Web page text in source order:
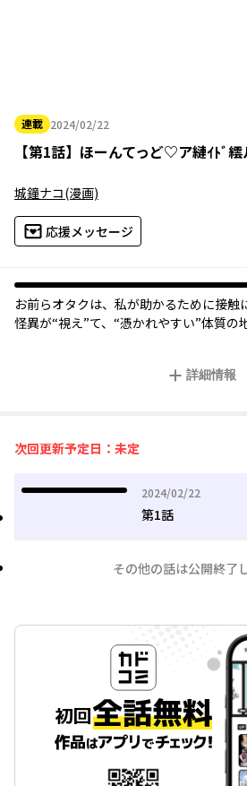
連載 2024/02/22
2024年02月22日
【第1話】 ほーんてっど♡ア縺ｲﾄﾞ繧
城鐘ナコ(漫画)
応援メッセージ
お前らオタクは、私が助かるために接触に
怪異が“視え”て、“憑かれやすい”体質の
魑魅魍魎が蠢く芸能界を生き残れ!!新感
詳細情報
次回更新予定日：未定
2024/02/22
2024年02月22日
第1話
その他の話は公開終了